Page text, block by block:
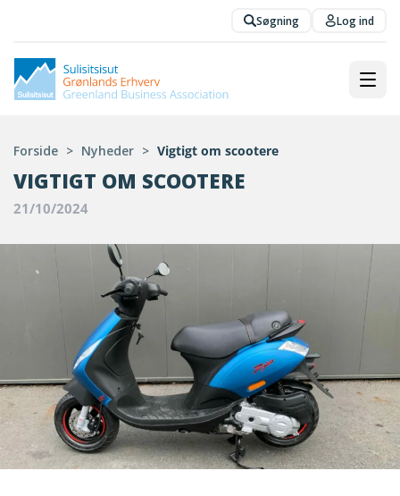
Søgning Log ind
Forside > Nyheder > Vigtigt om scootere
VIGTIGT OM SCOOTERE
21/10/2024